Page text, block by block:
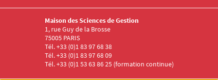
Maison des Sciences de Gestion
1, rue Guy de la Brosse
75005 PARIS
Tél. +33 (0)1 83 97 68 38
Tél. +33 (0)1 83 97 68 09
Tél. +33 (0)1 53 63 86 25 (formation continue)